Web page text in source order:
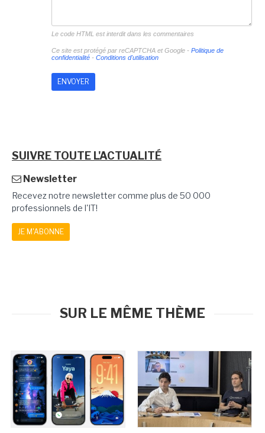
Le code HTML est interdit dans les commentaires
Ce site est protégé par reCAPTCHA et Google - Politique de
confidentialité- Conditions d'utilisation
SUIVRE TOUTE L'ACTUALITÉ
Newsletter
Recevez notre newsletter comme plus de 50 000
professionnels de l'IT!
JE M'ABONNE
SUR LE MÊME THÈME